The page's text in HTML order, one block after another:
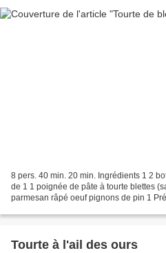
8 pers. 40 min. 20 min. Ingrédients 1 2
de 1 1 poignée de pâte à tourte blettes
parmesan râpé oeuf pignons de pin 1
Tourte à l'ail des ours